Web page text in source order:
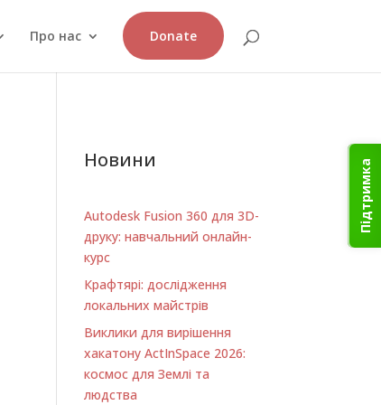
Підтримка
Про нас Donate
Новини
Autodesk Fusion 360 для 3D-
друку: навчальний онлайн-
курс
Крафтярі: дослідження
локальних майстрів
Виклики для вирішення
хакатону ActInSpace 2026:
космос для Землі та
людства